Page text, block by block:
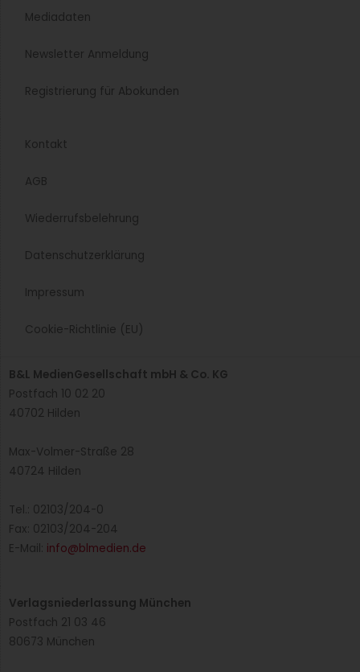
Mediadaten
Newsletter Anmeldung
Registrierung für Abokunden
Kontakt
AGB
Wiederrufsbelehrung
Datenschutzerklärung
Impressum
Cookie-Richtlinie (EU)
B&L MedienGesellschaft mbH & Co. KG
Postfach 10 02 20
40702 Hilden
Max-Volmer-Straße 28
40724 Hilden
Tel.: 02103/204-0
Fax: 02103/204-204
E-Mail: info@blmedien.de
Verlagsniederlassung München
Postfach 21 03 46
80673 München